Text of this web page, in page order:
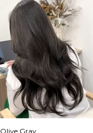
Olive Gray